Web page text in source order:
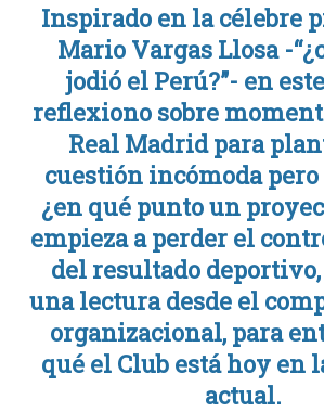
Inspirado en la célebre
Mario Vargas Llosa-
jodió el Perú?”- en
reflexiono sobre
Real Madridpara
cuestión incómoda
¿en qué punto un
empieza a perder el
del resultado
una lectura desde el
organizacional, para
qué el Club está hoy en
actual.